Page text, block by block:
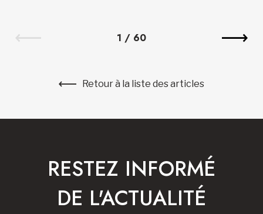
1 / 60
Retour à la liste des articles
RESTEZ INFORMÉ
DE L'ACTUALITÉ